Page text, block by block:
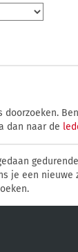
dan naar de
je een nieuwe